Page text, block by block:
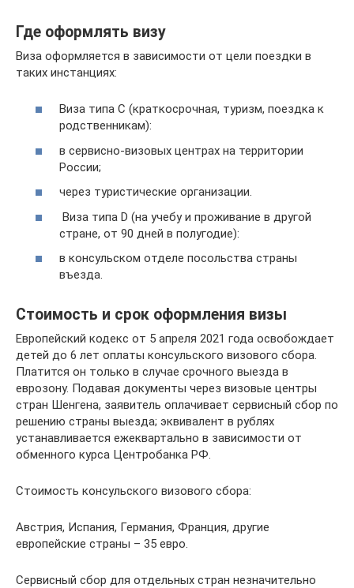
Где оформлять визу
Виза оформляется в зависимости от цели поездки в
таких инстанциях:
Виза типа С (краткосрочная, туризм, поездка к
родственникам):
в сервисно-визовых центрах на территории
России;
через туристические организации.
Виза типа D (на учебу и проживание в другой
стране, от 90 дней в полугодие):
в консульском отделе посольства страны
въезда.
Стоимость и срок оформления визы
Европейский кодекс от 5 апреля 2021 года освобождает
детей до 6 лет оплаты консульского визового сбора.
Платится он только в случае срочного выезда в
еврозону. Подавая документы через визовые центры
стран Шенгена, заявитель оплачивает сервисный сбор по
решению страны выезда; эквивалент в рублях
устанавливается ежеквартально в зависимости от
обменного курса Центробанка РФ.
Стоимость консульского визового сбора:
Австрия, Испания, Германия, Франция, другие
европейские страны – 35 евро.
Сервисный сбор для отдельных стран незначительно